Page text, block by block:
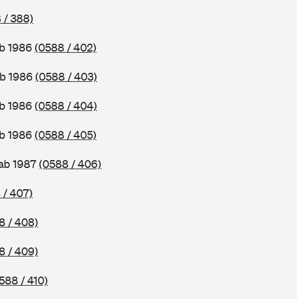
/ 388)
1986 (0588 / 402)
1986 (0588 / 403)
1986 (0588 / 404)
1986 (0588 / 405)
1987(0588 / 406)
/ 407)
/ 408)
/ 409)
/ 410)